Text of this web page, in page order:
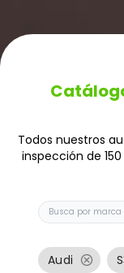
Todos nuestros
inspección de
Buscar auto
Audi cancel